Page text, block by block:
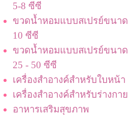
5-8 ซีซี
ขวดน้ำหอมแบบสเปรย์ขนาด
10 ซีซี
ขวดน้ำหอมแบบสเปรย์ขนาด
25 - 50 ซีซี
เครื่องสำอางค์สำหรับใบหน้า
เครื่องสำอางค์สำหรับร่างกาย
อาหารเสริมสุขภาพ